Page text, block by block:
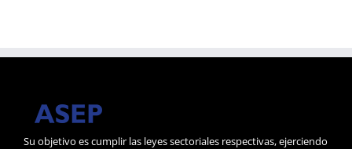
Su objetivo es cumplir las leyes sectoriales respectivas, ejerciendo